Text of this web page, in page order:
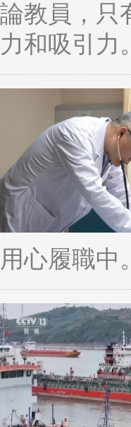
論教員，只
力和吸引力
用心履職中。